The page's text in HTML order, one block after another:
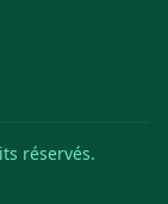
réservés.